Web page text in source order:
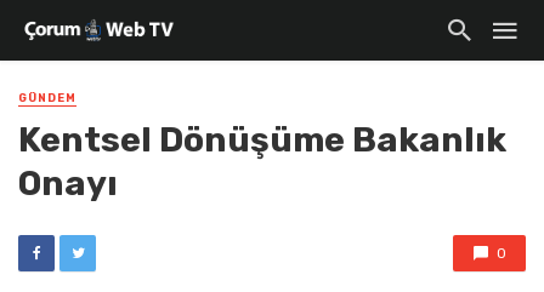
GÜNDEM
Kentsel Dönüşüme Bakanlık
Onayı
0